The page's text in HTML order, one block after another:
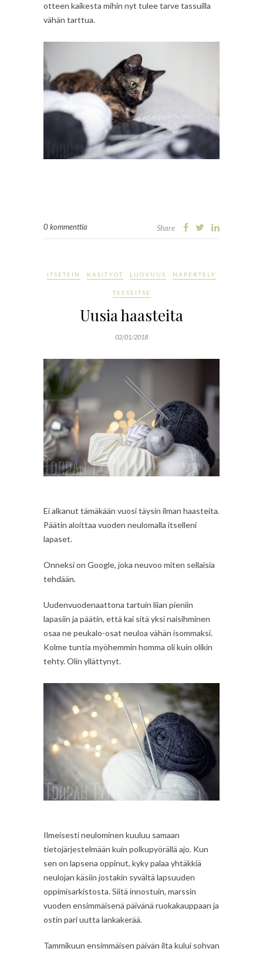
otteen kaikesta mihin nyt tulee tarve tassuilla
vähän tarttua.
0 kommenttia Share
ITSETEIN KÄSITYÖT LUOVUUS NÄPERTELY
TEESEITSE
Uusia haasteita
02/01/2018
Ei alkanut tämäkään vuosi täysin ilman haasteita.
Päätin aloittaa vuoden neulomalla itselleni
lapaset.
Onneksi on Google, joka neuvoo miten sellaisia
tehdään.
Uudenvuodenaattona tartuin liian pieniin
lapasiin ja päätin, että kai sitä yksi naisihminen
osaa ne peukalo-osat neuloa vähän isommaksi.
Kolme tuntia myöhemmin homma oli kuin olikin
tehty. Olin yllättynyt.
Ilmeisesti neulominen kuuluu samaan
tietojärjestelmään kuin polkupyörällä ajo. Kun
sen on lapsena oppinut, kyky palaa yhtäkkiä
neulojan käsiin jostakin syvältä lapsuuden
oppimisarkistosta. Siitä innostuin, marssin
vuoden ensimmäisenä päivänä ruokakauppaan ja
ostin pari uutta lankakerää.
Tammikuun ensimmäisen päivän ilta kului sohvan